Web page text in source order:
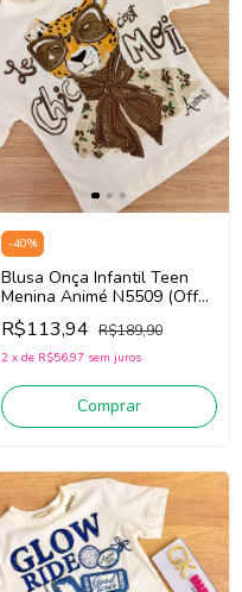
-40%
Blusa Onça Infantil Teen
Menina Animé N5509 (Off
White)
R$113,94 R$189,90
2 x de R$56,97 sem juros
Comprar